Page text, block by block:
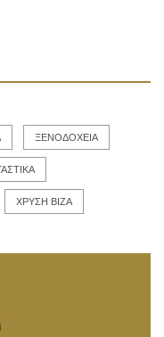
ΞΕΝΟΔΟΧΕΙΑ
ΧΡΥΣΗ ΒΙΖΑ